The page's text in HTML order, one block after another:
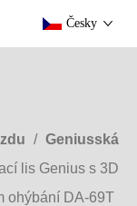
Česky
/ Geniusská
lis Genius s 3D
ohýbání DA-69T